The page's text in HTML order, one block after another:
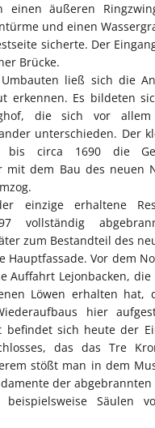
einen äußeren
und einen
sicherte. Der
Brücke.
ließ sich die
erkennen. Es bildeten
die sich vor
unterschieden. Der
bis circa 1690 die
mit dem Bau des neuen
einzige erhaltene
vollständig
zum Bestandteil des
Hauptfassade. Vor dem
Auffahrt Lejonbacken,
Löwen erhalten hat,
hier
befindet sich heute der
das das Tre
stößt man in dem
der
beispielsweise Säulen